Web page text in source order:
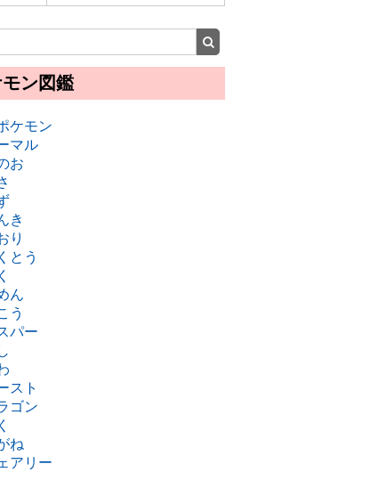
ン図鑑
ケモン
マル
お
き
り
とう
ん
う
パー
スト
ゴン
ね
アリー